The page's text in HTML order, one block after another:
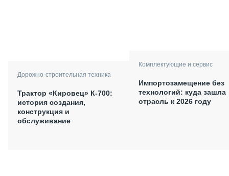
Дорожно-строительная техника
Трактор «Кировец» К-700:
история создания,
конструкция и
обслуживание
Комплектующие и сервис
Импортозамещение без
технологий: куда зашла
отрасль к 2026 году